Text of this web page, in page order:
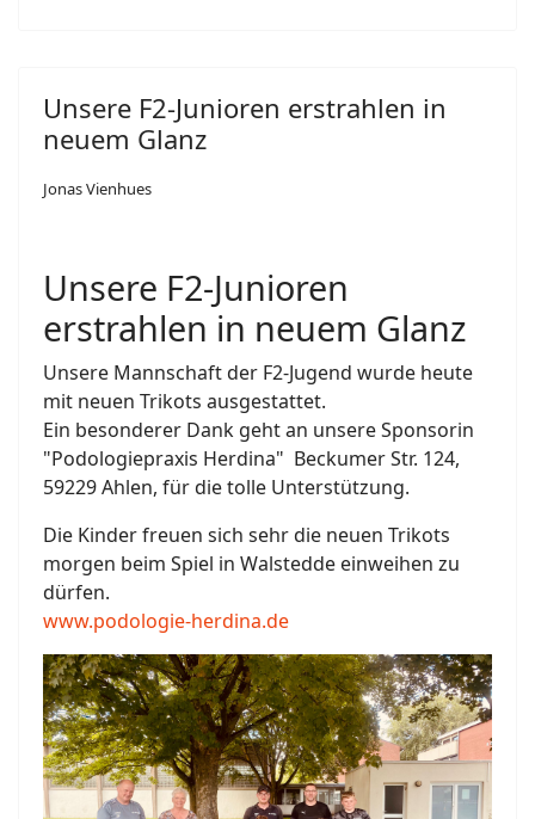
Unsere F2-Junioren erstrahlen in
neuem Glanz
Jonas Vienhues
Unsere F2-Junioren
erstrahlen in neuem Glanz
Unsere Mannschaft der F2-Jugend wurde heute
mit neuen Trikots ausgestattet.
Ein besonderer Dank geht an unsere Sponsorin
"Podologiepraxis Herdina" Beckumer Str. 124,
59229 Ahlen, für die tolle Unterstützung.
Die Kinder freuen sich sehr die neuen Trikots
morgen beim Spiel in Walstedde einweihen zu
dürfen.
www.podologie-herdina.de